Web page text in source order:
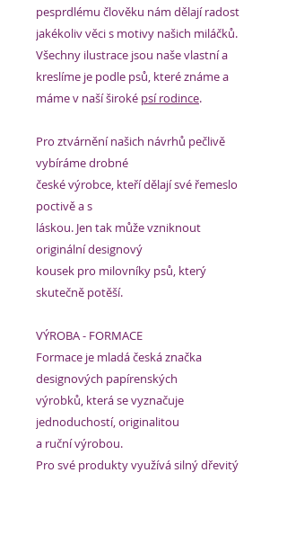
pesprdlému člověku nám dělají radost
jakékoliv věci s motivy našich miláčků.
Všechny ilustrace jsou naše vlastní a
kreslíme je podle psů, které známe a
máme v naší široké psí rodince.
Pro ztvárnění našich návrhů pečlivě
vybíráme drobné
české výrobce, kteří dělají své řemeslo
poctivě a s
láskou. Jen tak může vzniknout
originální designový
kousek pro milovníky psů, který
skutečně potěší.
VÝROBA - FORMACE
Formace je mladá česká značka
designových papírenských
výrobků, která se vyznačuje
jednoduchostí, originalitou
a ruční výrobou.
Pro své produkty využívá silný dřevitý